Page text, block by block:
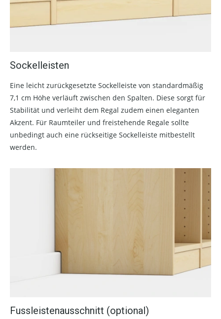
Sockelleisten
Eine leicht zurückgesetzte Sockelleiste von standardmäßig
7,1 cm Höhe verläuft zwischen den Spalten. Diese sorgt für
Stabilität und verleiht dem Regal zudem einen eleganten
Akzent. Für Raumteiler und freistehende Regale sollte
unbedingt auch eine rückseitige Sockelleiste mitbestellt
werden.
Fussleistenausschnitt (optional)